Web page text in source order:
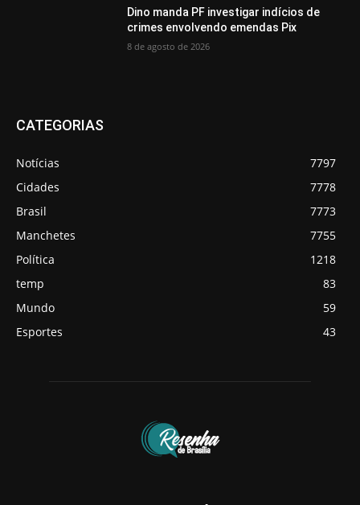
Dino manda PF investigar indícios de
crimes envolvendo emendas Pix
8 de agosto de 2026
CATEGORIAS
Notícias
7797
Cidades
7778
Brasil
7773
Manchetes
7755
Política
1218
temp
83
Mundo
59
Esportes
43